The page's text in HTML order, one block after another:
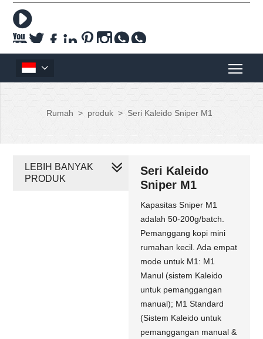

     

Rumah > produk > Seri Kaleido Sniper M1
Seri Kaleido
Sniper M1
Kapasitas Sniper M1
adalah 50-200g/batch.
Pemanggang kopi mini
rumahan kecil. Ada empat
mode untuk M1: M1
Manul (sistem Kaleido
untuk pemanggangan
manual); M1 Standard
(Sistem Kaleido untuk
pemanggangan manual &
LEBIH BANYAK
PRODUK